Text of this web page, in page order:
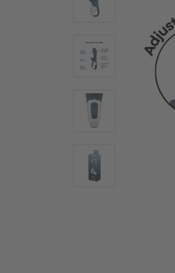
Dildo di vetro
Sex toy per coppie
Vibratori per coppia
Vibratore Multifunzione
Tecnologia Air Pulse